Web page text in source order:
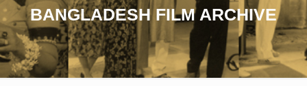
BANGLADESH FILM ARCHIVE